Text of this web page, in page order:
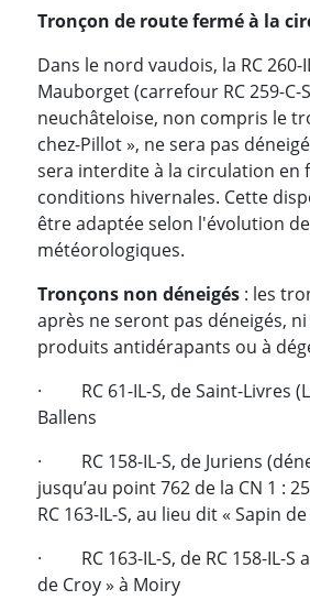
Tronçon de route fermé à la
Dans le nord vaudois, la RC 260-
Mauborget (carrefour RC 259-C-
neuchâteloise, non compris le
chez-Pillot », ne sera pas
sera interdite à la circulation en
conditions hivernales. Cette
être adaptée selon l'évolution
météorologiques.
Tronçons non déneigés : les
après ne seront pas déneigés,
produits antidérapants ou à
· RC 61-IL-S, de Saint-Livres
Ballens
· RC 158-IL-S, de Juriens
jusqu’au point 762 de la CN 1 :
RC 163-IL-S, au lieu dit « Sapin
· RC 163-IL-S, de RC 158-IL-S
de Croy » à Moiry